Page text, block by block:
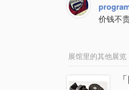
价钱不
展馆里的其他展览